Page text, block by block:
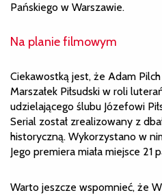
Pańskiego w Warszawie.
Na planie filmowym
Ciekawostką jest, że Adam
Marszałek Piłsudski w roli
udzielającego ślubu Józefowi
Serial został zrealizowany z
historyczną. Wykorzystano w
Jego premiera miała miejsce 21
Warto jeszcze wspomnieć, że